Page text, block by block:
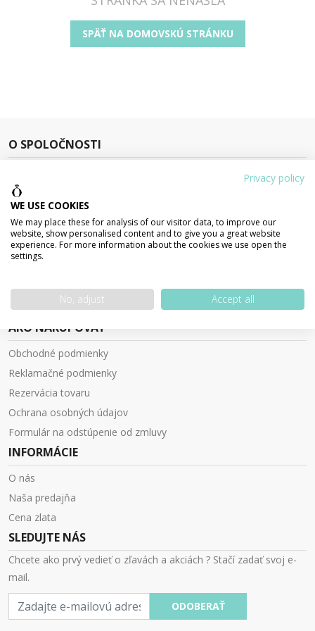
SPÄŤ NA DOMOVSKÚ STRÁNKU
O SPOLOČNOSTI
Patríme medzi najstaršie zlatníctvo,
ktoré sa začalo zaoberať internetovým
predajom šperkov.
zlatnictvo@zlatnictvo.sk
AKO NAKUPOVAŤ
Obchodné podmienky
Reklamačné podmienky
Rezervácia tovaru
Ochrana osobných údajov
Formulár na odstúpenie od zmluvy
INFORMÁCIE
O nás
Naša predajňa
Cena zlata
SLEDUJTE NÁS
Chcete ako prvý vedieť o zľavách a akciách ? Stačí zadať svoj e-
mail.
mail
ODOBERAŤ
Privacy policy
WE USE COOKIES
We may place these for analysis of our visitor data, to improve our
website, show personalised content and to give you a great website
experience. For more information about the cookies we use open the
settings.
No, adjust Accept all